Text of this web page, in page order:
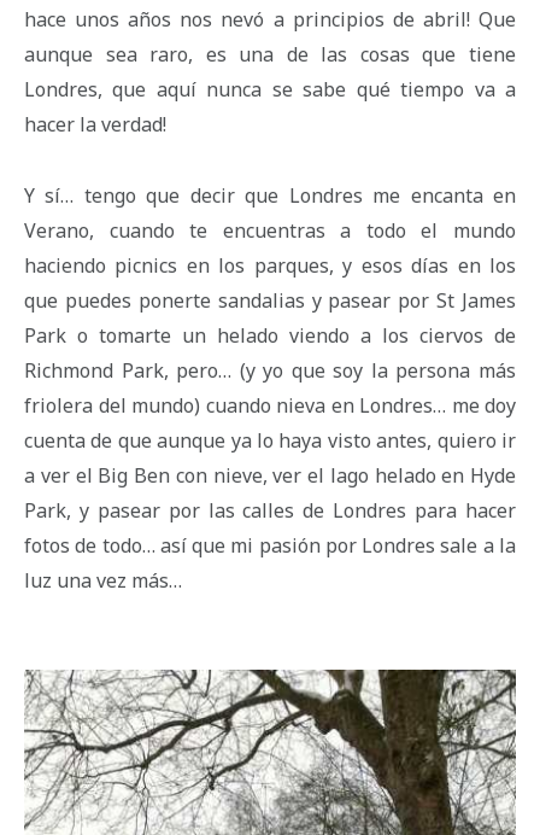
hace unos años nos nevó a principios de abril! Que
aunque sea raro, es una de las cosas que tiene
Londres, que aquí nunca se sabe qué tiempo va a
hacer la verdad!
Y sí… tengo que decir que Londres me encanta en
Verano, cuando te encuentras a todo el mundo
haciendo picnics en los parques, y esos días en los
que puedes ponerte sandalias y pasear por St James
Park o tomarte un helado viendo a los ciervos de
Richmond Park, pero… (y yo que soy la persona más
friolera del mundo) cuando nieva en Londres… me doy
cuenta de que aunque ya lo haya visto antes, quiero ir
a ver el Big Ben con nieve, ver el lago helado en Hyde
Park, y pasear por las calles de Londres para hacer
fotos de todo… así que mi pasión por Londres sale a la
luz una vez más…